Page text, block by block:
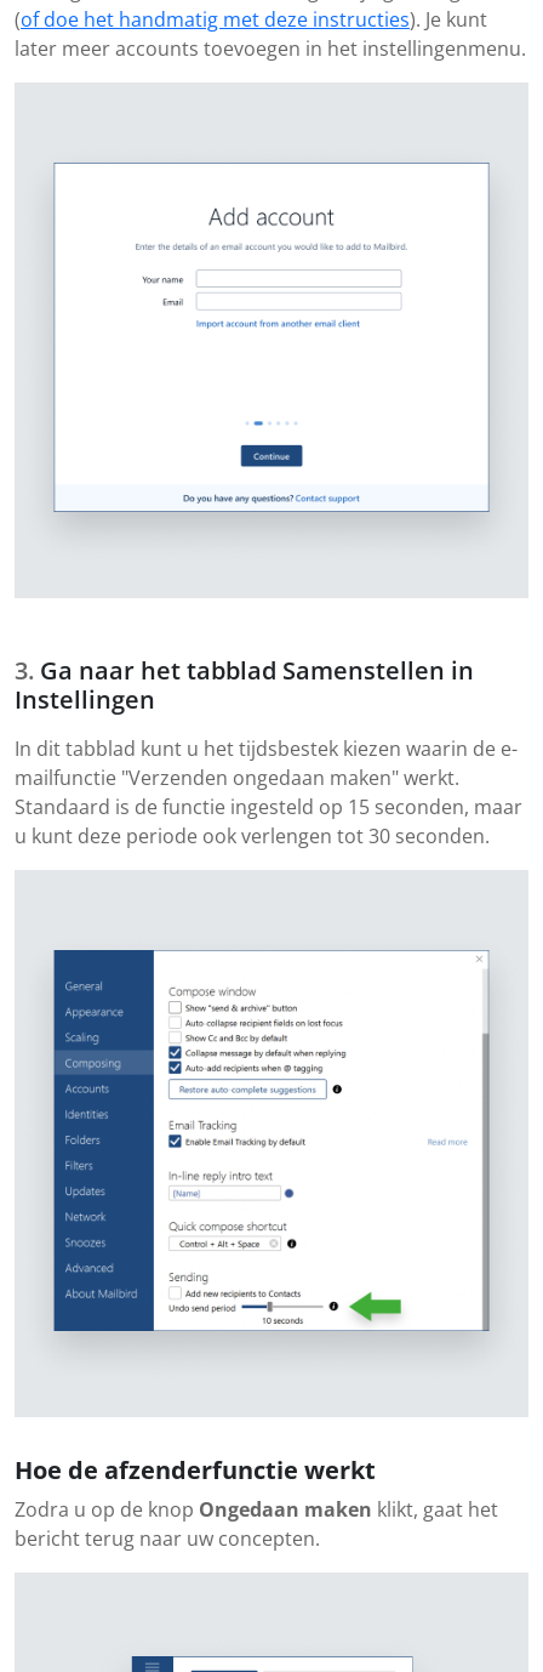
(of doe het handmatig met deze instructies). Je kunt
later meer accounts toevoegen in het instellingenmenu.
Ga naar het tabblad Samenstellen in
Instellingen
In dit tabblad kunt u het tijdsbestek kiezen waarin de e-
mailfunctie "Verzenden ongedaan maken" werkt.
Standaard is de functie ingesteld op 15 seconden, maar
u kunt deze periode ook verlengen tot 30 seconden.
Hoe de afzenderfunctie werkt
Zodra u op de knop Ongedaan maken klikt, gaat het
bericht terug naar uw concepten.